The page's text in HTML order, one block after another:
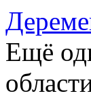
Ещё